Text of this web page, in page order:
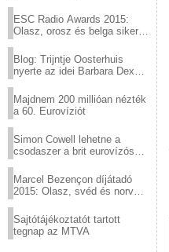
ESC Radio Awards 2015:
Olasz, orosz és belga siker,
Blog: Trijntje Oosterhuis
nyerte az idei Barbara Dex
Majdnem 200 millióan nézték
a 60. Eurovíziót
Simon Cowell lehetne a
csodaszer a brit eurovízós
Marcel Bezençon díjátadó
2015: Olasz, svéd és norvég
Sajtótájékoztatót tartott
tegnap az MTVA